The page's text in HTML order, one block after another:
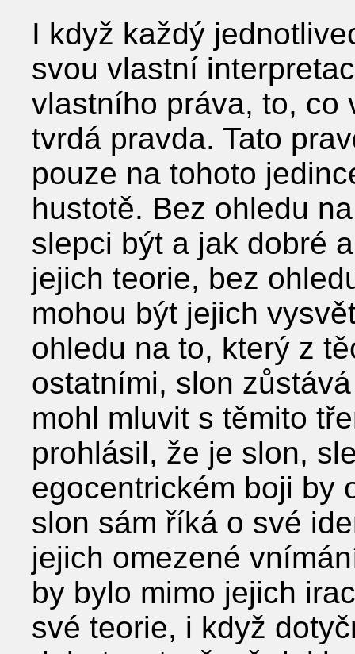
I když každý
svou vlastní
vlastního práva, to, co
tvrdá pravda. Tato
pouze na tohoto
hustotě. Bez ohledu
slepci být a jak dobré
jejich teorie, bez
mohou být jejich
ohledu na to, který z
ostatními, slon
mohl mluvit s těmito
prohlásil, že je slon,
egocentrickém boji by
slon sám říká o své
jejich omezené
by bylo mimo jejich
své teorie, i když